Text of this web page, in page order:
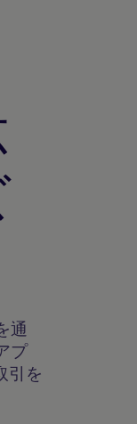
通
プ
引を